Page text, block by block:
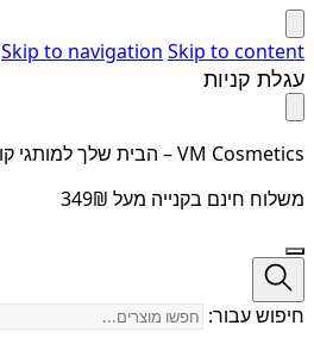
Skip to navigation Skip to content
עגלת קניות
VM Cosmetics – הבית שלך למותגי קוסמטיקה מובילים
משלוח חינם בקנייה מעל 349₪
חיפוש עבור: